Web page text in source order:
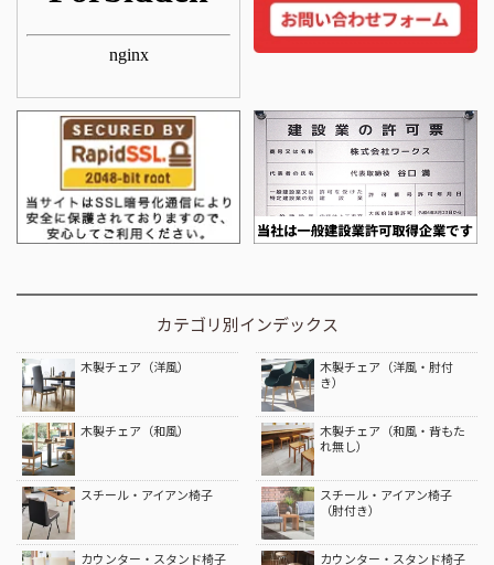
カテゴリ別インデックス
木製チェア（洋風）
木製チェア（洋風・肘付
き）
木製チェア（和風）
木製チェア（和風・背もた
れ無し）
スチール・アイアン椅子
スチール・アイアン椅子
（肘付き）
カウンター・スタンド椅子
カウンター・スタンド椅子